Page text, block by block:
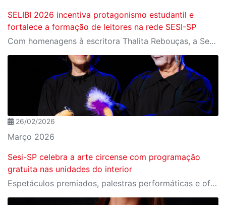
SELIBI 2026 incentiva protagonismo estudantil e
fortalece a formação de leitores na rede SESI-SP
Com homenagens à escritora Thalita Rebouças, a Semana do Livro e da Biblioteca promove criatividade, produção autoral e diferentes formas de expressão entre estudantes da Educação Infantil à EJA
26/02/2026
Março 2026
Sesi-SP celebra a arte circense com programação
gratuita nas unidades do interior
Espetáculos premiados, palestras performáticas e oficinas de palhaçaria feminina em cidades como Campinas, Taubaté e Santos.